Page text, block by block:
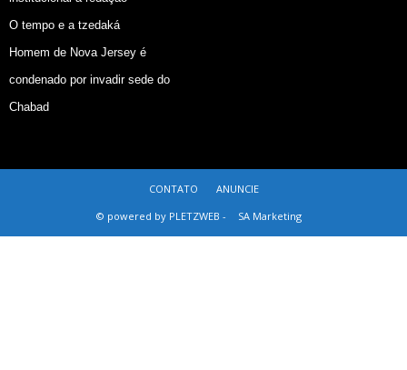
O tempo e a tzedaká
Homem de Nova Jersey é
condenado por invadir sede do
Chabad
CONTATO
ANUNCIE
© powered by PLETZWEB -
SA Marketing